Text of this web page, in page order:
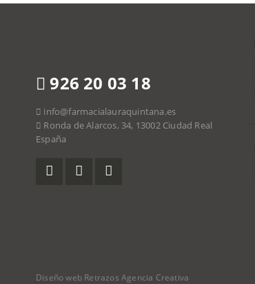
926 20 03 18
info@farmacialauraquintana.es
Ronda de Alarcos, 34, 13002 Ciudad Real
España
Diseño web Retrazos Agencia Creativa